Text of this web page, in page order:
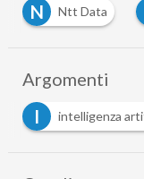
N
Ntt Data
Argomenti
artificiale S